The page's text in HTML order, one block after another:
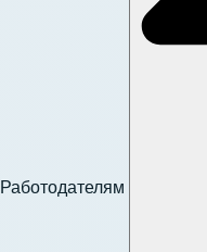
Работодателям